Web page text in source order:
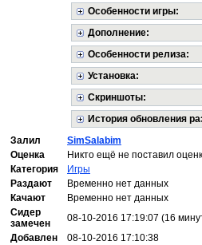
Особенности игры:
Дополнение:
Особенности релиза:
Установка:
Скриншоты:
История обновления
Залил
SimSalabim
Оценка
Никто ещё не поставил
Категория
Игры
Раздают
Временно нет данных
Качают
Временно нет данных
Сидер
замечен
08-10-2016 17:19:07 (16
Добавлен
08-10-2016 17:10:38